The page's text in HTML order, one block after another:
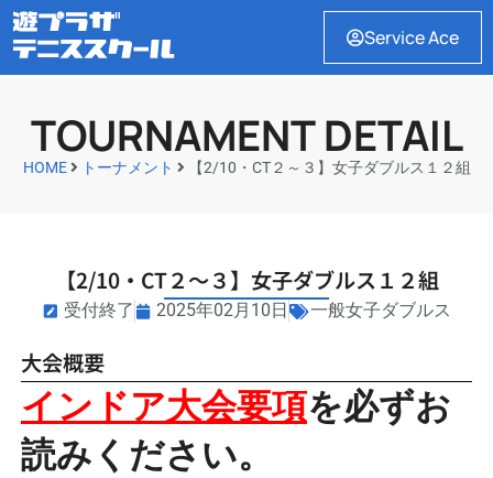
Service Ace
TOURNAMENT DETAIL
HOME トーナメント 【2/10・CT２～３】女子ダブルス１２組
【2/10・CT２～３】女子ダブルス１２組
受付終了 2025年02月10日 一般女子ダブルス
大会概要
インドア大会要項を必ずお
読みください。